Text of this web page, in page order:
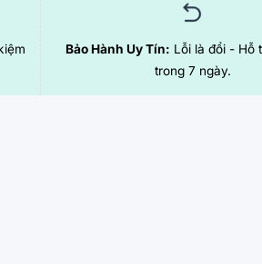
Bảo Hành Uy Tín: Lỗi là đổi - Hỗ
trong 7 ngày.